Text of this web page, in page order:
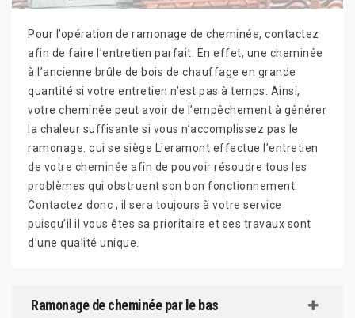
Pour l’opération de ramonage de cheminée, contactez
afin de faire l’entretien parfait. En effet, une cheminée
à l’ancienne brûle de bois de chauffage en grande
quantité si votre entretien n’est pas à temps. Ainsi,
votre cheminée peut avoir de l’empêchement à générer
la chaleur suffisante si vous n’accomplissez pas le
ramonage. qui se siège Lieramont effectue l’entretien
de votre cheminée afin de pouvoir résoudre tous les
problèmes qui obstruent son bon fonctionnement.
Contactez donc , il sera toujours à votre service
puisqu’il il vous êtes sa prioritaire et ses travaux sont
d’une qualité unique.
Ramonage de cheminée par le bas